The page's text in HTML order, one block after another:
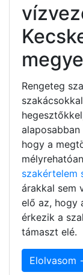
megye
Rengeteg
hogy a
szakértelem
árakkal sem
elő az, hogy
érkezik a
támaszt elé.
Elolvasom